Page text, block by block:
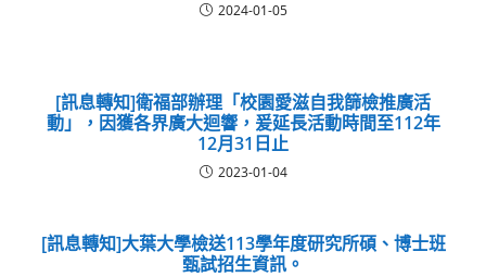
2024-01-05
[訊息轉知]衛福部辦理「校園愛滋自我篩檢推廣活
動」，因獲各界廣大迴響，爰延長活動時間至112年
12月31日止
2023-01-04
[訊息轉知]大葉大學檢送113學年度研究所碩、博士班
甄試招生資訊。